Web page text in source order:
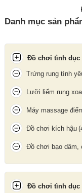
Danh mục sản
Đồ chơi tình dục
Trứng rung tình
Lưỡi liếm rung
Máy massage
Đồ chơi kích hậu
Đồ chơi bạo dâm,
Đồ chơi tình dục